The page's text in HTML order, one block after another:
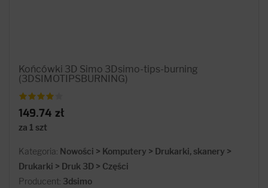
Końcówki 3D Simo 3Dsimo-tips-burning
(3DSIMOTIPSBURNING)
149.74 zł
za 1 szt
Kategoria: Nowości > Komputery > Drukarki, skanery >
Drukarki > Druk 3D > Części
Producent: 3dsimo